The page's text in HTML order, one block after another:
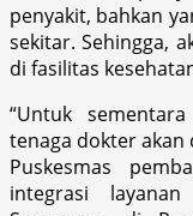
penyakit, bahkan
sekitar. Sehingga,
di fasilitas
“Untuk
tenaga dokter akan
Puskesmas
integrasi